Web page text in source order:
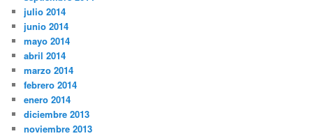
julio 2014
junio 2014
mayo 2014
abril 2014
marzo 2014
febrero 2014
enero 2014
diciembre 2013
noviembre 2013